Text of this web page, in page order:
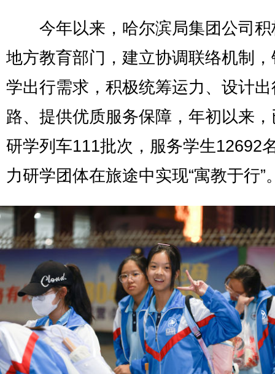
今年以来，哈尔滨局集团公司积
地方教育部门，建立协调联络机制
学出行需求，积极统筹运力、设计
路、提供优质服务保障，年初以来
研学列车111批次，服务学生12692
力研学团体在旅途中实现“寓教于行”